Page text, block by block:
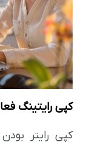
کپی رایتینگ
کپی رایتر